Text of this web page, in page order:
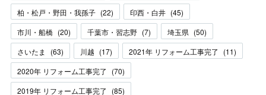
柏・松戸・野田・我孫子 (22) 印西・白井 (45)
市川・船橋 (20) 千葉市・習志野 (7) 埼玉県 (50)
さいたま
(63) 川越 (17) 2021年 リフォーム工事完了 (11)
2020年 リフォーム工事完了
(70)
2019年 リフォーム工事完了
(85)